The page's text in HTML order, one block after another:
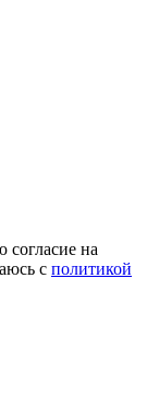
на
с политикой